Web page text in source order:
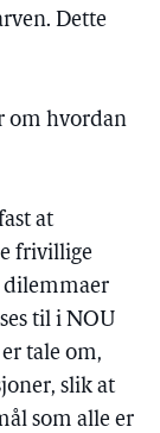
Dette
om hvordan
at
frivillige
dilemmaer
til i NOU
tale om,
slik at
som alle er